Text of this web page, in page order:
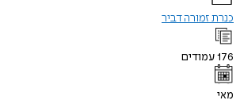
דביר